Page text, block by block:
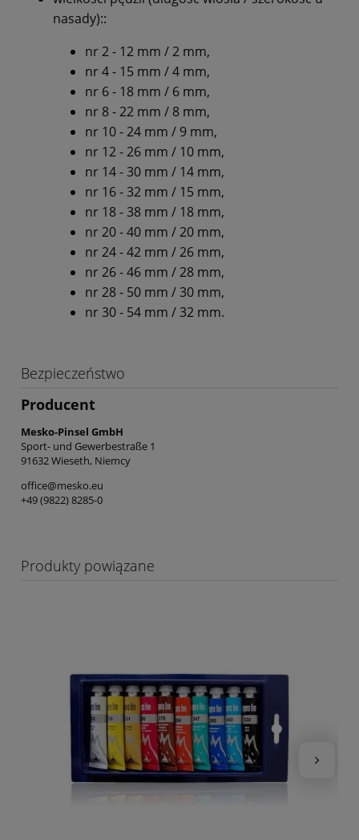
nasady)::
nr 2 - 12 mm / 2 mm,
nr 4 - 15 mm / 4 mm,
nr 6 - 18 mm / 6 mm,
nr 8 - 22 mm / 8 mm,
nr 10 - 24 mm / 9 mm,
nr 12 - 26 mm / 10 mm,
nr 14 - 30 mm / 14 mm,
nr 16 - 32 mm / 15 mm,
nr 18 - 38 mm / 18 mm,
nr 20 - 40 mm / 20 mm,
nr 24 - 42 mm / 26 mm,
nr 26 - 46 mm / 28 mm,
nr 28 - 50 mm / 30 mm,
nr 30 - 54 mm / 32 mm.
Bezpieczeństwo
Producent
Mesko-Pinsel GmbH
Sport- und Gewerbestraße 1
91632 Wieseth, Niemcy
office@mesko.eu
+49 (9822) 8285-0
Produkty powiązane